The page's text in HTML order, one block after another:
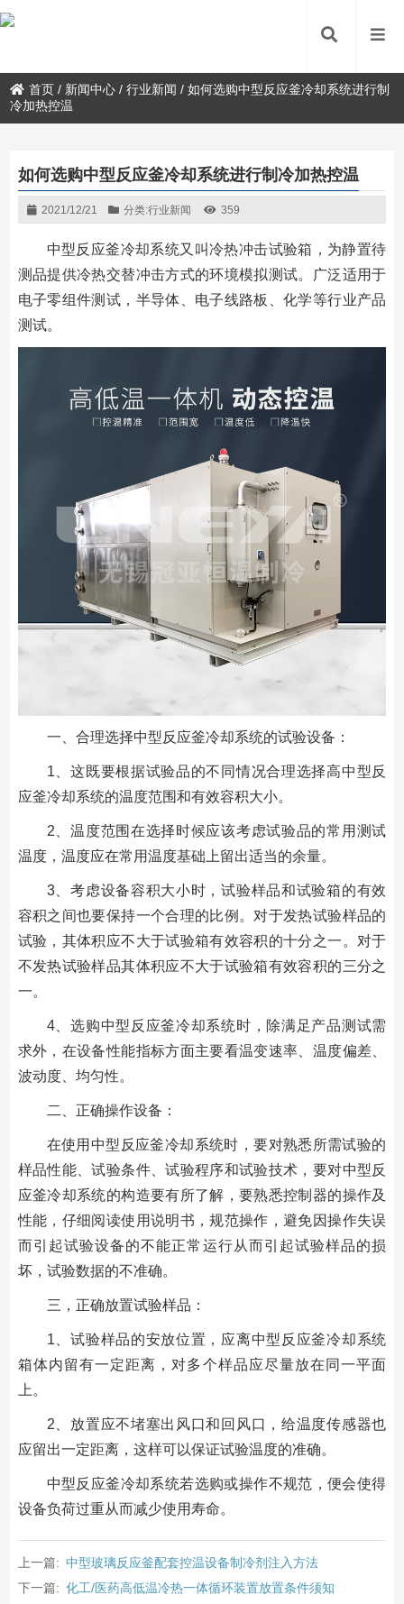
首页 / 新闻中心 /行业新闻 /如何选购中型反应釜冷却系统进行制
冷加热控温
如何选购中型反应釜冷却系统进行制冷加热控温
2021/12/21 分类:行业新闻 359
中型反应釜冷却系统又叫冷热冲击试验箱，为静置待
测品提供冷热交替冲击方式的环境模拟测试。广泛适用于
电子零组件测试，半导体、电子线路板、化学等行业产品
测试。
一、合理选择中型反应釜冷却系统的试验设备：
1、这既要根据试验品的不同情况合理选择高中型反
应釜冷却系统的温度范围和有效容积大小。
2、温度范围在选择时候应该考虑试验品的常用测试
温度，温度应在常用温度基础上留出适当的余量。
3、考虑设备容积大小时，试验样品和试验箱的有效
容积之间也要保持一个合理的比例。对于发热试验样品的
试验，其体积应不大于试验箱有效容积的十分之一。对于
不发热试验样品其体积应不大于试验箱有效容积的三分之
一。
4、选购中型反应釜冷却系统时，除满足产品测试需
求外，在设备性能指标方面主要看温变速率、温度偏差、
波动度、均匀性。
二、正确操作设备：
在使用中型反应釜冷却系统时，要对熟悉所需试验的
样品性能、试验条件、试验程序和试验技术，要对中型反
应釜冷却系统的构造要有所了解，要熟悉控制器的操作及
性能，仔细阅读使用说明书，规范操作，避免因操作失误
而引起试验设备的不能正常运行从而引起试验样品的损
坏，试验数据的不准确。
三，正确放置试验样品：
1、试验样品的安放位置，应离中型反应釜冷却系统
箱体内留有一定距离，对多个样品应尽量放在同一平面
上。
2、放置应不堵塞出风口和回风口，给温度传感器也
应留出一定距离，这样可以保证试验温度的准确。
中型反应釜冷却系统若选购或操作不规范，便会使得
设备负荷过重从而减少使用寿命。
上一篇: 中型玻璃反应釜配套控温设备制冷剂注入方法
下一篇: 化工/医药高低温冷热一体循环装置放置条件须知